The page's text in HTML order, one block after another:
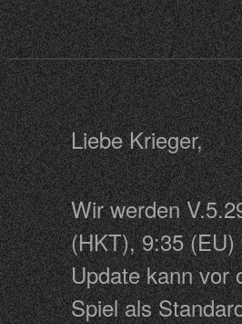
Liebe Krieger,
Wir werden
(HKT), 9:35
Update kann vor
Spiel als